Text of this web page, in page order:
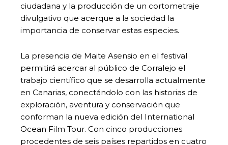
ciudadana y la producción de un cortometraje
divulgativo que acerque a la sociedad la
importancia de conservar estas especies.
La presencia de Maite Asensio en el festival
permitirá acercar al público de Corralejo el
trabajo científico que se desarrolla actualmente
en Canarias, conectándolo con las historias de
exploración, aventura y conservación que
conforman la nueva edición del International
Ocean Film Tour. Con cinco producciones
procedentes de seis países repartidos en cuatro